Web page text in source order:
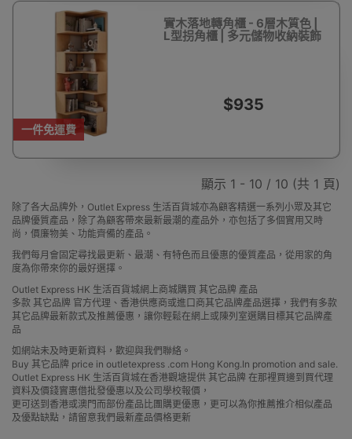
一件免運費
實木落地轉角櫃 - 6層木質色 |
L型拐角櫃 | 多元儲物收納裝飾
$935
顯示 1 - 10 / 10 (共 1 頁)
除了各大品牌外，Outlet Express 生活百貨城亦為顧客精選一系列小眾及其它
品牌優質產品，除了為顧客帶來最新最潮的產品外，亦包括了多個實用又時
尚，價廉物美、功能齊備的產品。
我們每月會固定尋找最更新、最潮、有特色而且優惠的優質產品，從用家的角
度為你帶來你的最好選擇。
Outlet Express HK 生活百貨城網上商城購買 其它品牌 產品
多款 其它品牌 官方代理、香港供應商或進口商其它品牌產品選擇，我們有多款
其它品牌最新款式及推薦優惠，讓你輕鬆在網上或陳列室選購目標其它品牌產
品
如網站未及時更新資料，歡迎與我們聯絡。
Buy 其它品牌 price in outletexpress .com Hong Kong.In promotion and sale.
Outlet Express HK 生活百貨城在香港觀塘提供 其它品牌 在那裡買邊到買代理
資料及價錢實惠借批發優惠以及公司學校報價，
更可送到香港或澳門而部份產品比團購更優惠，更可以為你推薦推介相似產品
及優點缺點，請留意我們最新產品價格更新